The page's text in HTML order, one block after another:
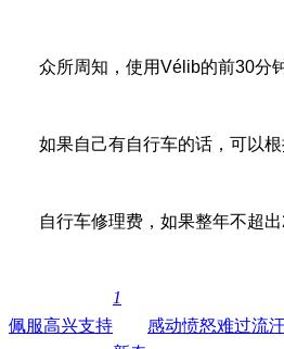
众所周知，使用Vélib的前30分
如果自己有自行车的话，可以
自行车修理费，如果整年不超出
佩服高兴支持
1
感动愤怒难过流